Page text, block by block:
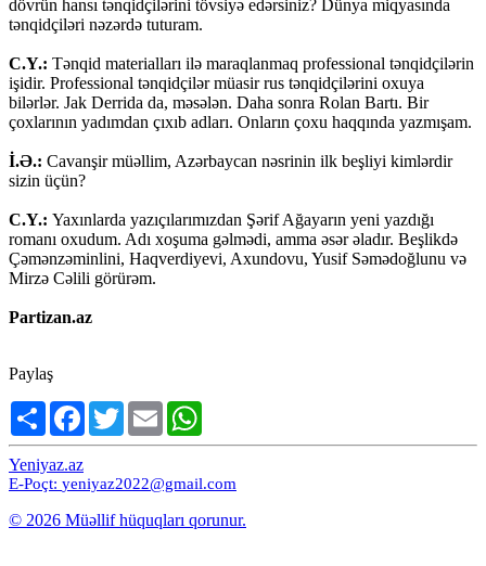
dövrün hansı tənqidçilərini tövsiyə edərsiniz? Dünya miqyasında
tənqidçiləri nəzərdə tuturam.
C.Y.: Tənqid materialları ilə maraqlanmaq professional tənqidçilərin
işidir. Professional tənqidçilər müasir rus tənqidçilərini oxuya
bilərlər. Jak Derrida da, məsələn. Daha sonra Rolan Bartı. Bir
çoxlarının yadımdan çıxıb adları. Onların çoxu haqqında yazmışam.
İ.Ə.: Cavanşir müəllim, Azərbaycan nəsrinin ilk beşliyi kimlərdir
sizin üçün?
C.Y.: Yaxınlarda yazıçılarımızdan Şərif Ağayarın yeni yazdığı
romanı oxudum. Adı xoşuma gəlmədi, amma əsər əladır. Beşlikdə
Çəmənzəminlini, Haqverdiyevi, Axundovu, Yusif Səmədoğlunu və
Mirzə Cəlili görürəm.
Partizan.az
Paylaş
Share Facebook
TwitterEmail
Yeniyaz.az
E-Poçt: yeniyaz2022@gmail.com
© 2026 Müəllif hüquqları qorunur.